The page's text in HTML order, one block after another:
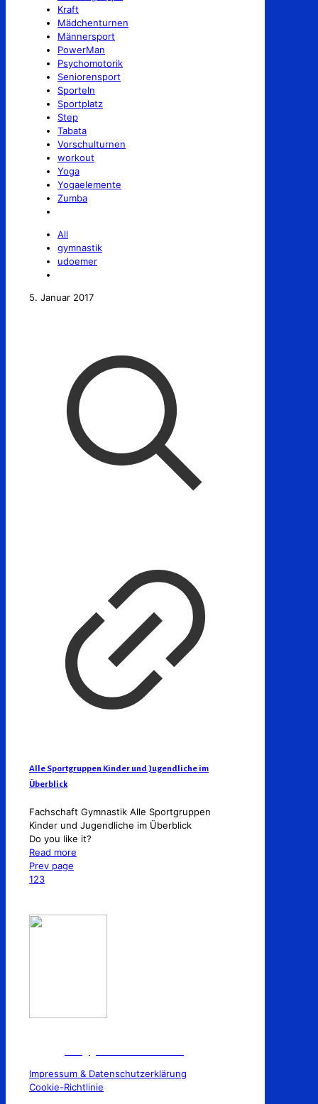
Kraft
Mädchenturnen
Männersport
PowerMan
Psychomotorik
Seniorensport
Sporteln
Sportplatz
Step
Tabata
Vorschulturnen
workout
Yoga
Yogaelemente
Zumba
All
gymnastik
udoemer
5. Januar 2017
Alle Sportgruppen Kinder und Jugendliche im
Überblick
Fachschaft Gymnastik Alle Sportgruppen
Kinder und Jugendliche im Überblick
Do you like it?
Read more
Prev page
123
Impressum & Datenschutzerklärung
Cookie-Richtlinie